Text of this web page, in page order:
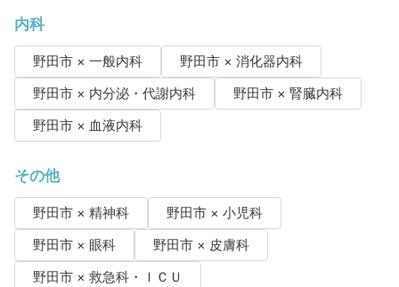
内科
野田市 × 一般内科
野田市 × 消化器内科
野田市 × 内分泌・代謝内科
野田市 × 腎臓内科
野田市 × 血液内科
その他
野田市 × 精神科
野田市 × 小児科
野田市 × 眼科
野田市 × 皮膚科
野田市 × 救急科・ＩＣＵ